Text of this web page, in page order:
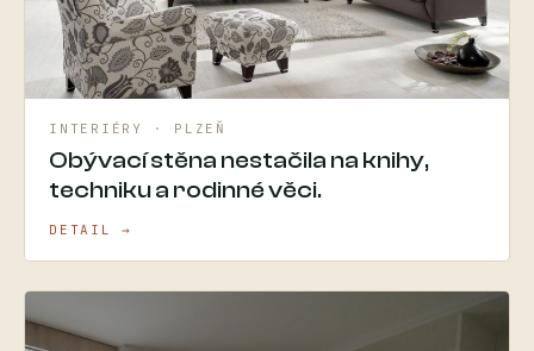
INTERIÉRY · PLZEŇ
Obývací stěna nestačila na knihy,
techniku a rodinné věci.
DETAIL →